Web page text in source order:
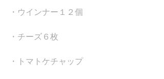
・ウインナー１２個
・チーズ６枚
・トマトケチャップ